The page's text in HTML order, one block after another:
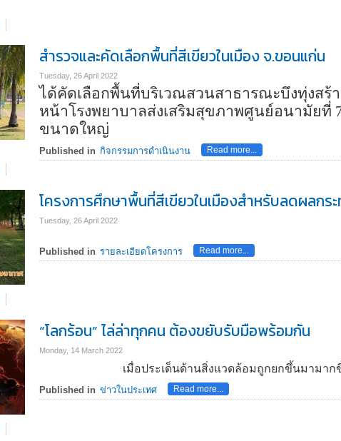
สำรวจและคัดเลือกพื้นที่สีเขียวในเมือง จ.ขอนแก่น
Tuesday, 26 April 2022
ได้คัดเลือกพื้นที่บริเวณสวนสาธารณะบึงทุ่งสร้
หน้าโรงพยาบาลส่งเสริมสุขภาพศูนย์อนามัย
ขนาดใหญ่
Published in กิจกรรมการดำเนินงาน Read more...
โครงการศึกษาพื้นที่สีเขียวในเมืองสำหรับลดผลกร
Tuesday, 26 April 2022
Published in รายละเอียดโครงการ Read more...
“โลกร้อน” ไล่ล่าทุกคน ต้องขยับรับมือพร้อมกัน
Monday, 14 March 2022
เมื่อประเด็นด้านสิ่งแวดล้อมถูกยกขึ้นมามา
Published in ข่าวในประเทศ Read more...